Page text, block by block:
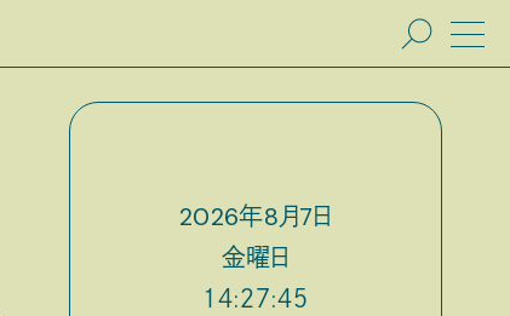
2026年8月7日
金曜日
１４:２７:４６